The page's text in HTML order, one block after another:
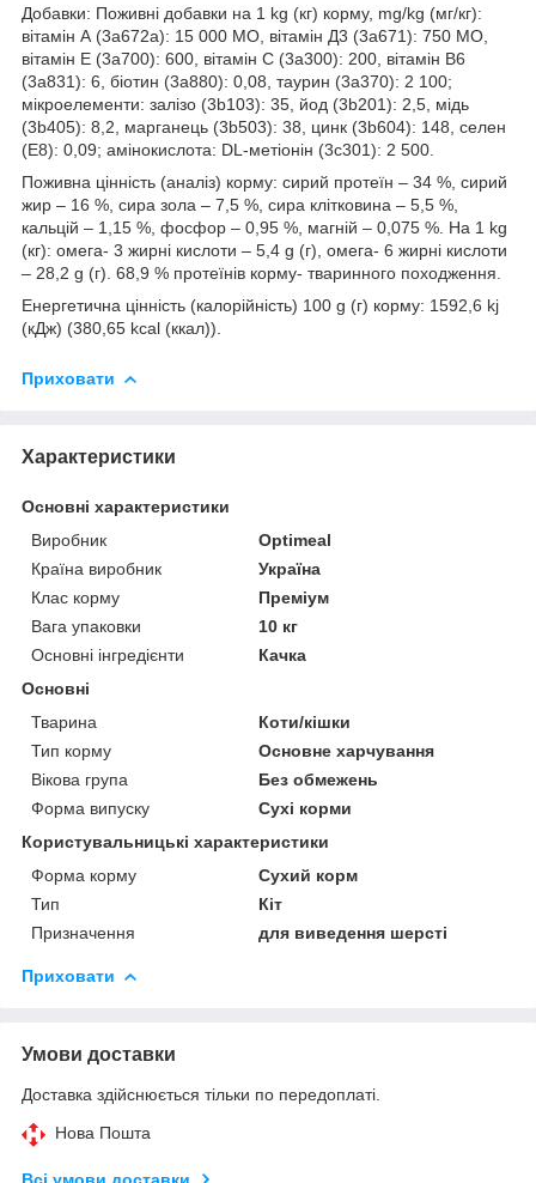
Добавки: Поживні добавки на 1 kg (кг) корму, mg/kg (мг/кг):
вітамін А (3a672a): 15 000 МО, вітамін Д3 (3a671): 750 МО,
вітамін Е (3a700): 600, вітамін С (3a300): 200, вітамін B6
(3a831): 6, біотин (3a880): 0,08, таурин (3a370): 2 100;
мікроелементи: залізо (3b103): 35, йод (3b201): 2,5, мідь
(3b405): 8,2, марганець (3b503): 38, цинк (3b604): 148, селен
(E8): 0,09; амінокислота: DL-метіонін (3с301): 2 500.
Поживна цінність (аналіз) корму: сирий протеїн – 34 %, сирий
жир – 16 %, сира зола – 7,5 %, сира клітковина – 5,5 %,
кальцій – 1,15 %, фосфор – 0,95 %, магній – 0,075 %. На 1 kg
(кг): омега- 3 жирні кислоти – 5,4 g (г), омега- 6 жирні кислоти
– 28,2 g (г). 68,9 % протеїнів корму- тваринного походження.
Енергетична цінність (калорійність) 100 g (г) корму: 1592,6 kj
(кДж) (380,65 kcal (ккал)).
Приховати
Характеристики
Основні характеристики
Виробник
Optimeal
Країна виробник
Україна
Клас корму
Преміум
Вага упаковки
10 кг
Основні інгредієнти
Качка
Основні
Тварина
Коти/кішки
Тип корму
Основне харчування
Вікова група
Без обмежень
Форма випуску
Сухі корми
Користувальницькі характеристики
Форма корму
Сухий корм
Тип
Кіт
Призначення
для виведення шерсті
Приховати
Умови доставки
Доставка здійснюється тільки по передоплаті.
Нова Пошта
Всі умови доставки